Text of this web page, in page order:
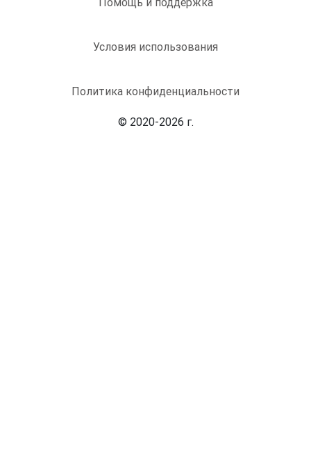
Условия использования
Политика конфиденциальности
© 2020-2026 г.